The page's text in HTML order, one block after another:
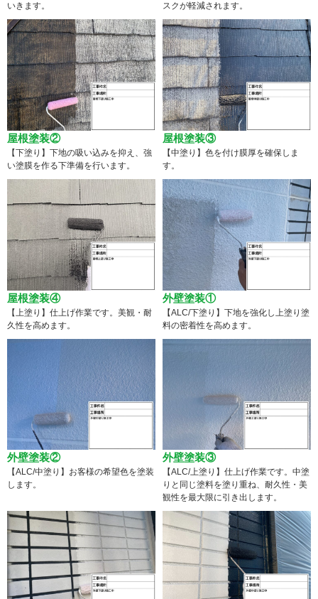
いきます。
スクが軽減されます。
屋根塗装②
【下塗り】下地の吸い込みを抑え、強
い塗膜を作る下準備を行います。
屋根塗装③
【中塗り】色を付け膜厚を確保しま
す。
屋根塗装④
【上塗り】仕上げ作業です。美観・耐
久性を高めます。
外壁塗装①
【ALC/下塗り】下地を強化し上塗り塗
料の密着性を高めます。
外壁塗装②
【ALC/中塗り】お客様の希望色を塗装
します。
外壁塗装③
【ALC/上塗り】仕上げ作業です。中塗
りと同じ塗料を塗り重ね、耐久性・美
観性を最大限に引き出します。